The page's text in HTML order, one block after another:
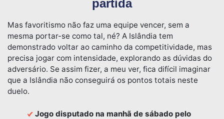
partida
Mas favoritismo não faz uma equipe vencer, sem a
mesma portar-se como tal, né? A Islândia tem
demonstrado voltar ao caminho da competitividade, mas
precisa jogar com intensidade, explorando as dúvidas do
adversário. Se assim fizer, a meu ver, fica difícil imaginar
que a Islândia não conseguirá os pontos totais neste
duelo.
Jogo disputado na manhã de sábado pelo